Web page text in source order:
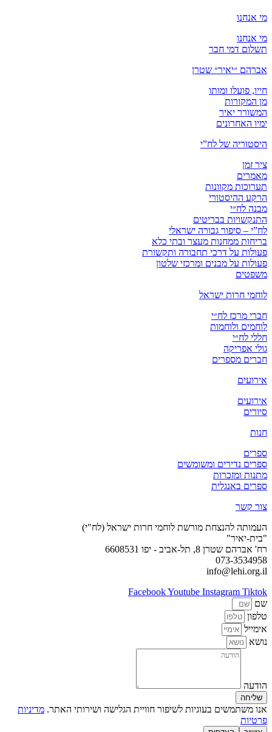
מי אנחנו
מי אנחנו
תשלום דמי חבר
אברהם ״יאיר״ שטרן
חייו, פועלו ומותו
מן המקורות
המשורר יאיר
ימיו האחרונים
היסטוריה של לח”י
ציר זמן
מאמרים
תערוכות מקוונות
הרקע ההיסטורי
מבנה לח״י
התנקשויות בבריטים
לח”י – סיפור גבורה ישראלי
בריחות ממחנות מעצר ובתי כלא
פעולות על דרכי תחבורה ותקשורת
פעולות על מבנים ומרכזי שלטון
משפטים
לוחמי חרות ישראל
חברי מרכז לח״י
לוחמים ולוחמות
חללי לח״י
גולי אפריקה
חברים מספרים
אירועים
אירועים
סיורים
חנות
ספרים
ספרים נדירים ומשומשים
מתנות ומזכרות
ספרים באנגלית
צור קשר
העמותה להנצחת מורשת לוחמי חרות ישראל (לח"י)
"בית-יאיר"
רח' אברהם שטרן 8, תל-אביב - יפו 6608531
073-3534958
info@lehi.org.il
FacebookYoutube Instagram Tiktok
שם
טלפון
אימייל
נושא
הודעה
שליחה
אנו משתמשים בעוגיות לשיפור חוויית הגלישה ושירותי האתר. מדיניות
פרטיות